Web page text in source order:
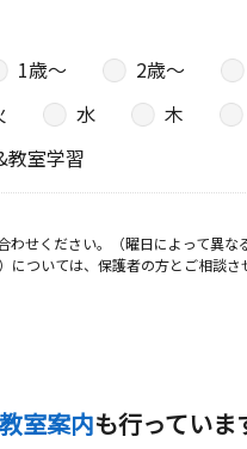
1歳〜 2歳〜
水 木
教室学習
せください。（曜日によって異な
ついては、保護者の方とご相談さ
室案内も行っていま